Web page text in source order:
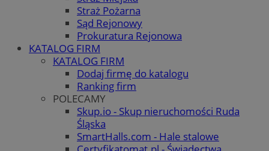
Straż Pożarna
Sąd Rejonowy
Prokuratura Rejonowa
KATALOG FIRM
KATALOG FIRM
Dodaj firmę do katalogu
Ranking firm
POLECAMY
Skup.io - Skup nieruchomości Ruda
Śląska
SmartHalls.com - Hale stalowe